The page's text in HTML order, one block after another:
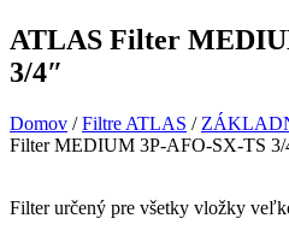
ATLAS Filter
3/4″
Domov /Filtre ATLAS /
Filter MEDIUM 3P-AFO-SX-TS 3/
Filter určený pre všetky vložky